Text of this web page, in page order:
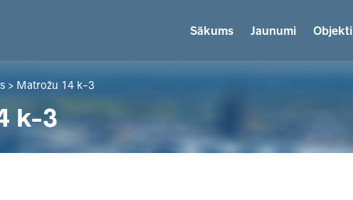
Sākums Jaunumi Objekti
> Matrožu 14 k-3
k-3